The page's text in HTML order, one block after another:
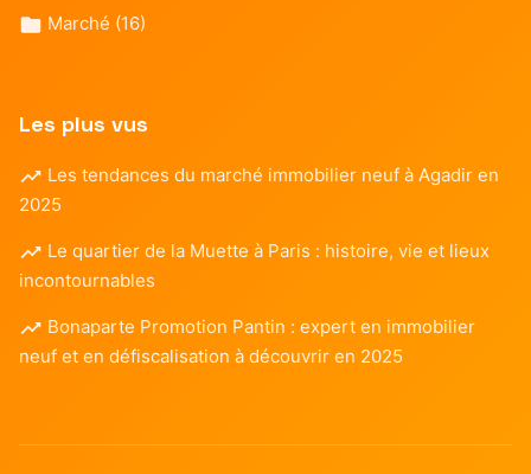
Marché (16)
Les plus vus
Les tendances du marché immobilier neuf à Agadir en
2025
Le quartier de la Muette à Paris : histoire, vie et lieux
incontournables
Bonaparte Promotion Pantin : expert en immobilier
neuf et en défiscalisation à découvrir en 2025